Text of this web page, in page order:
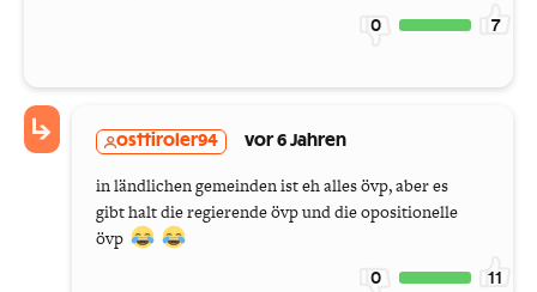
0 7
osttiroler94 vor 6 Jahren
in ländlichen gemeinden ist eh alles övp, aber es
gibt halt die regierende övp und die opositionelle
övp
0 11